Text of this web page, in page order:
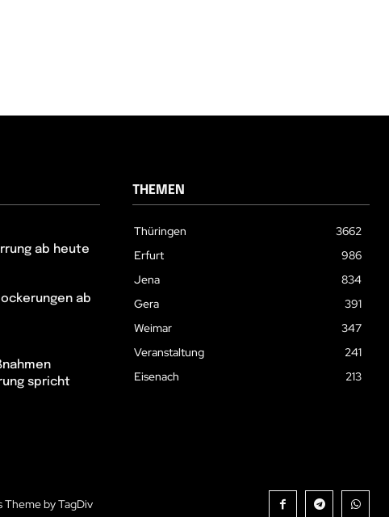
ab heute
ab
spricht
THEMEN
Thüringen
3662
Erfurt
986
Jena
834
Gera
391
Weimar
347
Veranstaltung
241
Eisenach
213
Theme by TagDiv